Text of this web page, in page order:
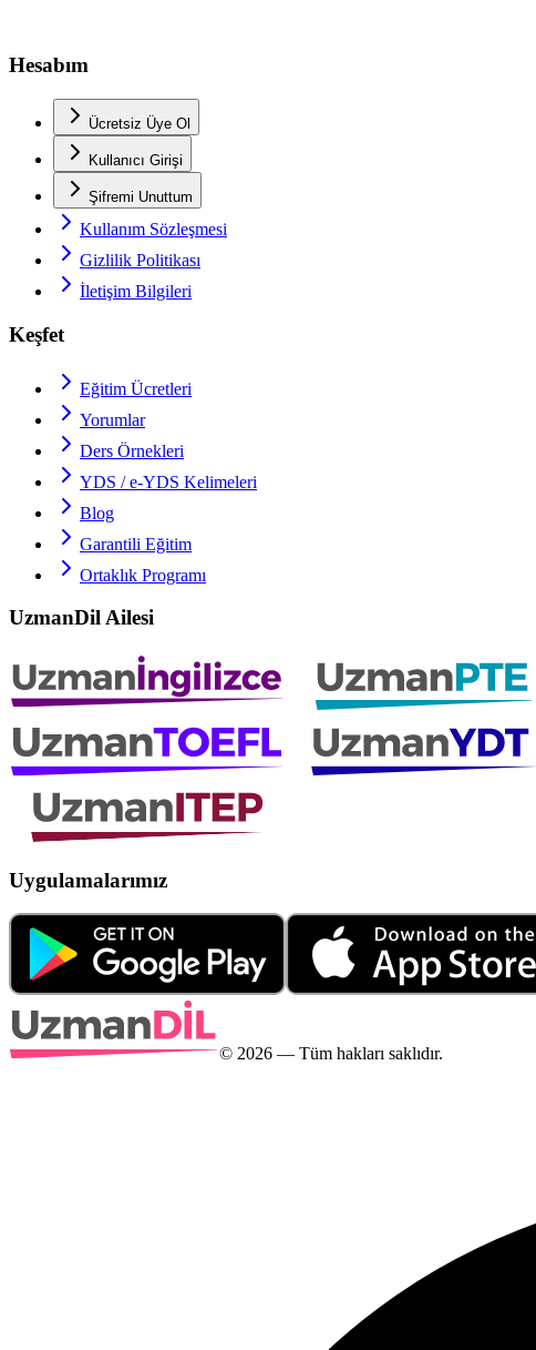
Hesabım
Ücretsiz Üye Ol
Kullanıcı Girişi
Şifremi Unuttum
Kullanım Sözleşmesi
Gizlilik Politikası
İletişim Bilgileri
Keşfet
Eğitim Ücretleri
Yorumlar
Ders Örnekleri
YDS / e-YDS Kelimeleri
Blog
Garantili Eğitim
Ortaklık Programı
UzmanDil Ailesi
Uygulamalarımız
© 2026 — Tüm hakları saklıdır.